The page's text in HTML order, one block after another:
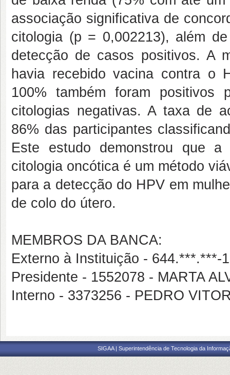
associação significativa de
citologia (p = 0,002213), além
detecção de casos positivos. A
havia recebido vacina contra o
100% também foram
citologias negativas. A taxa de
86% das participantes
Este estudo demonstrou que
citologia oncótica é um método
para a detecção do HPV em
de colo do útero.
MEMBROS DA BANCA:
Externo à Instituição - 644.***.***-
Presidente - 1552078 - MARTA
Interno - 3373256 - PEDRO
SIGAA | Superintendência de Tecnologia da